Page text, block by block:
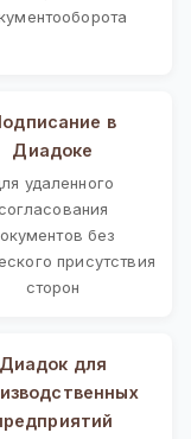
в
Диадоке
удаленного
согласования
без
присутствия
сторон
Диадок для